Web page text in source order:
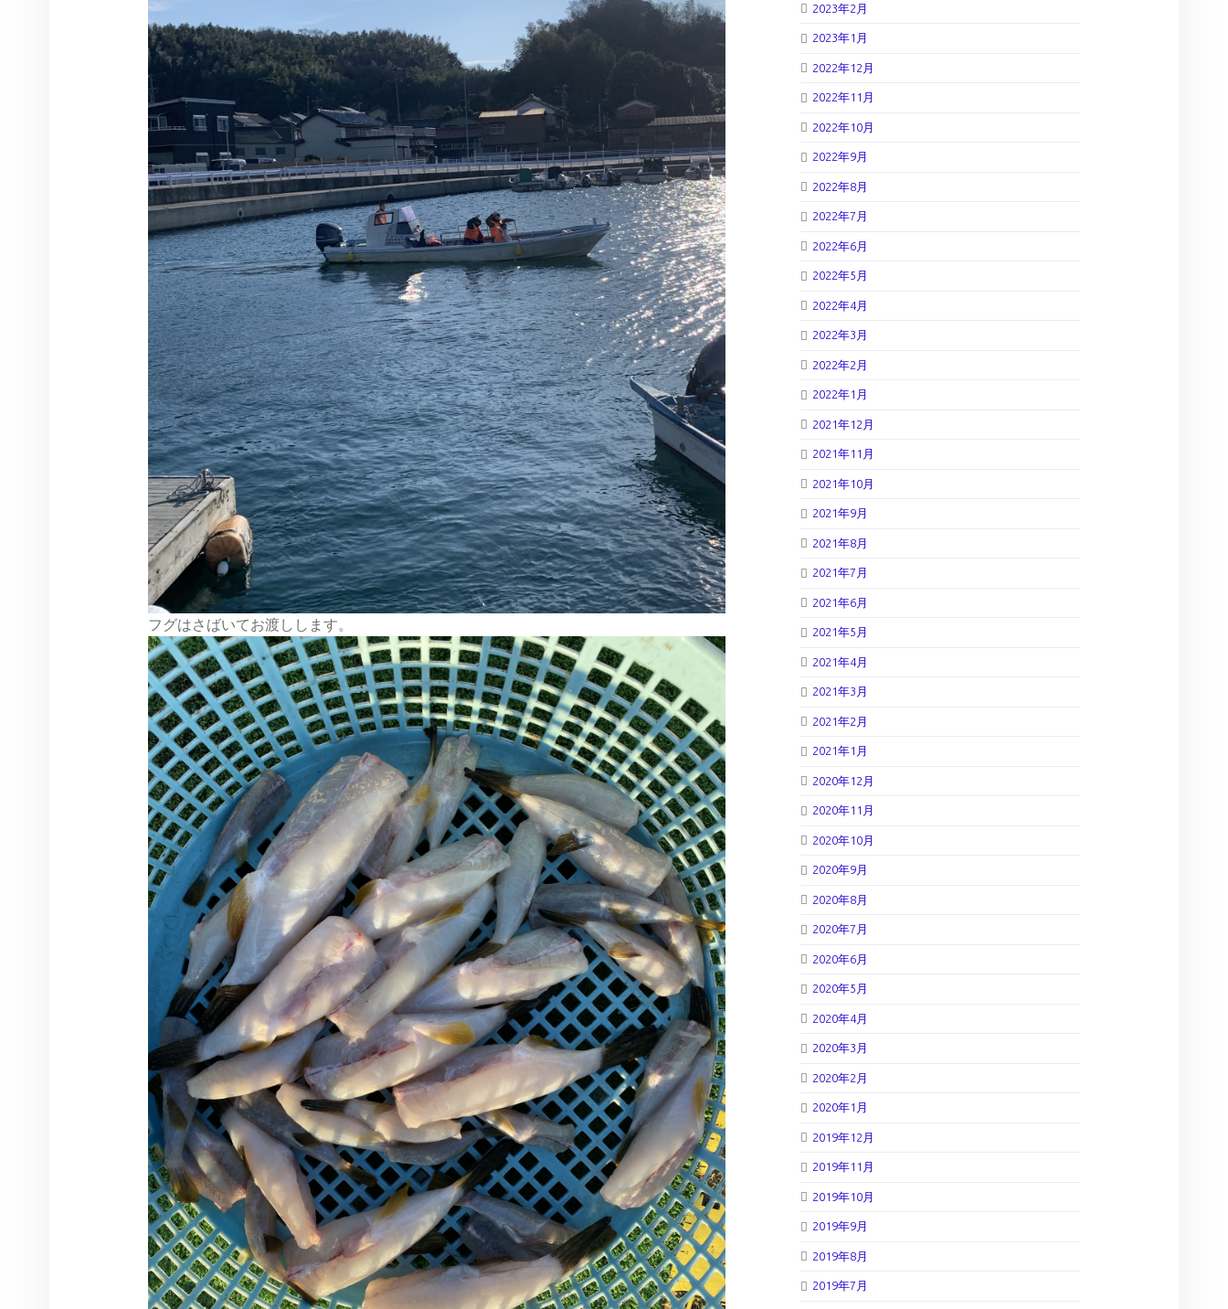
フグはさばいてお渡しします。
2023年2月
2023年1月
2022年12月
2022年11月
2022年10月
2022年9月
2022年8月
2022年7月
2022年6月
2022年5月
2022年4月
2022年3月
2022年2月
2022年1月
2021年12月
2021年11月
2021年10月
2021年9月
2021年8月
2021年7月
2021年6月
2021年5月
2021年4月
2021年3月
2021年2月
2021年1月
2020年12月
2020年11月
2020年10月
2020年9月
2020年8月
2020年7月
2020年6月
2020年5月
2020年4月
2020年3月
2020年2月
2020年1月
2019年12月
2019年11月
2019年10月
2019年9月
2019年8月
2019年7月